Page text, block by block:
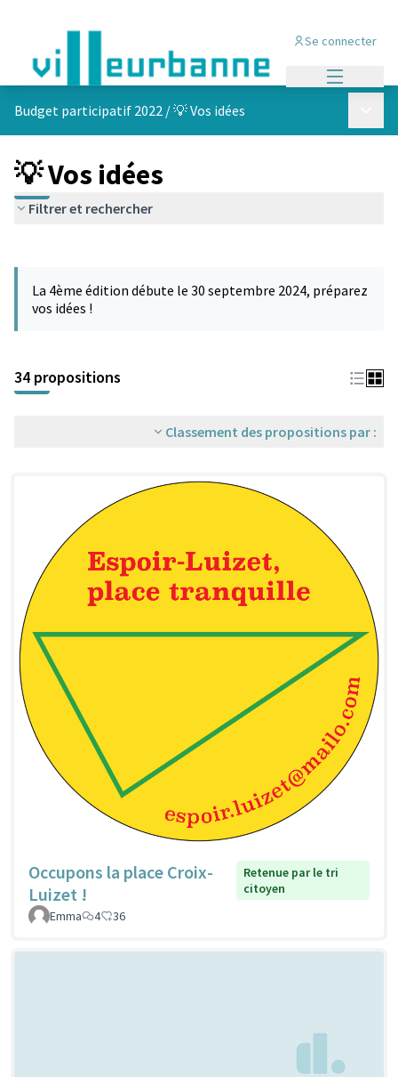
Se connecter
Budget participatif 2022 /💡 Vos idées
💡 Vos idées
Filtrer et rechercher
−
La 4ème édition débute le 30 septembre 2024, préparez
vos idées !
34 propositions
Classement des propositions par :
Occupons la place Croix-
Luizet !
Retenue par le tri
citoyen
Emma
4 36